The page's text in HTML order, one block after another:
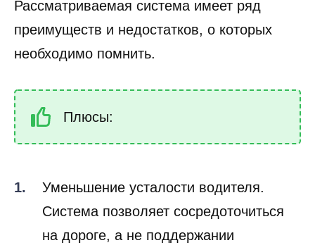
Рассматриваемая система имеет ряд
преимуществ и недостатков, о которых
необходимо помнить.
Плюсы:
Уменьшение усталости водителя.
Система позволяет сосредоточиться
на дороге, а не поддержании